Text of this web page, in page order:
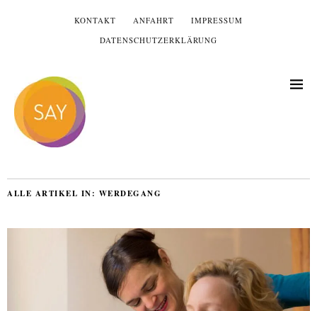
KONTAKT ANFAHRT
IMPRESSUM
DATENSCHUTZERKLÄRUNG
ALLE ARTIKEL IN: WERDEGANG